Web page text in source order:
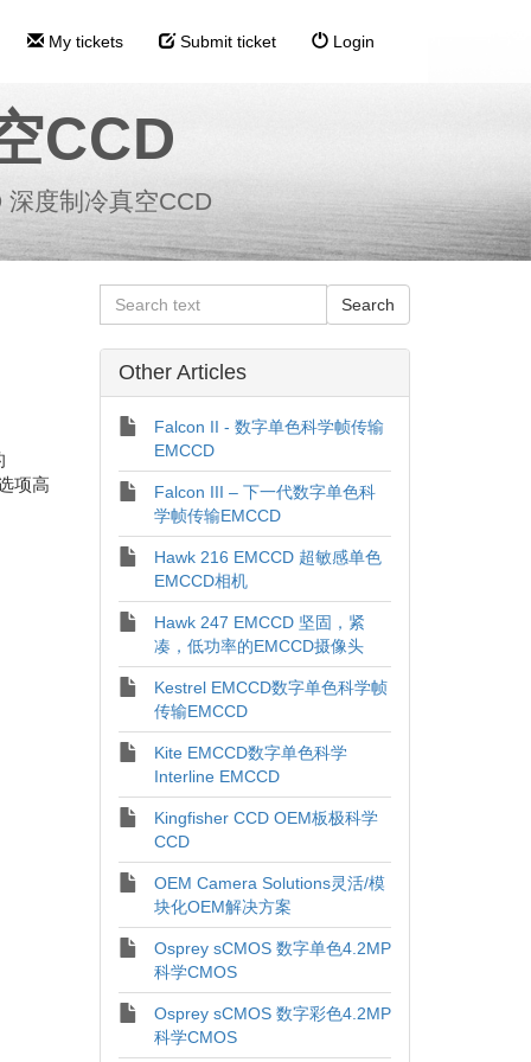
My tickets Submit ticket Login
CCD
深度制冷真空CCD
项高
Other Articles
Falcon II - 数字单色科学帧传输
EMCCD
Falcon III – 下一代数字单色科
学帧传输EMCCD
Hawk 216 EMCCD 超敏感单色
EMCCD相机
Hawk 247 EMCCD 坚固，紧
凑，低功率的EMCCD摄像头
Kestrel EMCCD数字单色科学帧
传输EMCCD
Kite EMCCD数字单色科学
Interline EMCCD
Kingfisher CCD OEM板极科学
CCD
OEM Camera Solutions灵活/模
块化OEM解决方案
Osprey sCMOS 数字单色4.2MP
科学CMOS
Osprey sCMOS 数字彩色4.2MP
科学CMOS